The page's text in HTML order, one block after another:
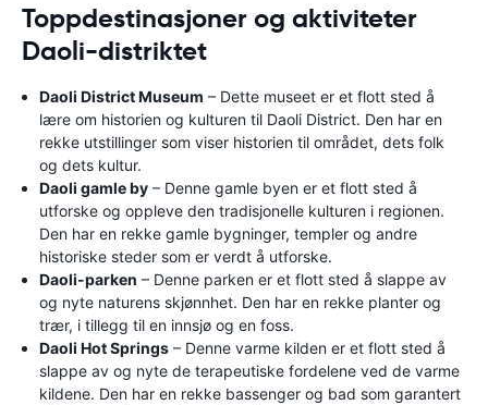
Toppdestinasjoner og aktiviteter
Daoli-distriktet
Daoli District Museum – Dette museet er et flott sted å
lære om historien og kulturen til Daoli District. Den har en
rekke utstillinger som viser historien til området, dets folk
og dets kultur.
Daoli gamle by – Denne gamle byen er et flott sted å
utforske og oppleve den tradisjonelle kulturen i regionen.
Den har en rekke gamle bygninger, templer og andre
historiske steder som er verdt å utforske.
Daoli-parken – Denne parken er et flott sted å slappe av
og nyte naturens skjønnhet. Den har en rekke planter og
trær, i tillegg til en innsjø og en foss.
Daoli Hot Springs – Denne varme kilden er et flott sted å
slappe av og nyte de terapeutiske fordelene ved de varme
kildene. Den har en rekke bassenger og bad som garantert